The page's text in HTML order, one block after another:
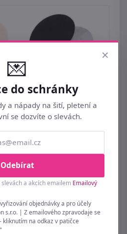
z eko kůže 12x18 cm
×
💌
do schránky
a nápady na šití, pletení a
se dozvíte o slevách.
Odebírat
a akcích emailem Emailový
objednávky a pro účely
s.r.o. | Z emailového zpravodaje se
kliknutím na odkaz v patičce